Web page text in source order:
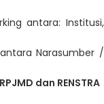
antara: Institusi,
Narasumber /
dan RENSTRA